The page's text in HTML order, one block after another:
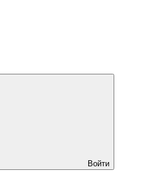
Войти